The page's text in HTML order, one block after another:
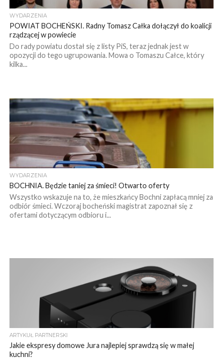
WYDARZENIA
POWIAT BOCHEŃSKI. Radny Tomasz Całka dołączył do koalicji
rządzącej w powiecie
Do rady powiatu dostał się z listy PiS, teraz jednak jest w
opozycji do tego ugrupowania. Mowa o Tomaszu Całce, który
kilka...
WYDARZENIA
BOCHNIA. Będzie taniej za śmieci! Otwarto oferty
Wszystko wskazuje na to, że mieszkańcy Bochni zapłacą mniej za
odbiór śmieci. Wczoraj bocheński magistrat zapoznał się z
ofertami dotyczącym odbioru i...
ARTYKUŁ PARTNERSKI
Jakie ekspresy domowe Jura najlepiej sprawdzą się w małej
kuchni?